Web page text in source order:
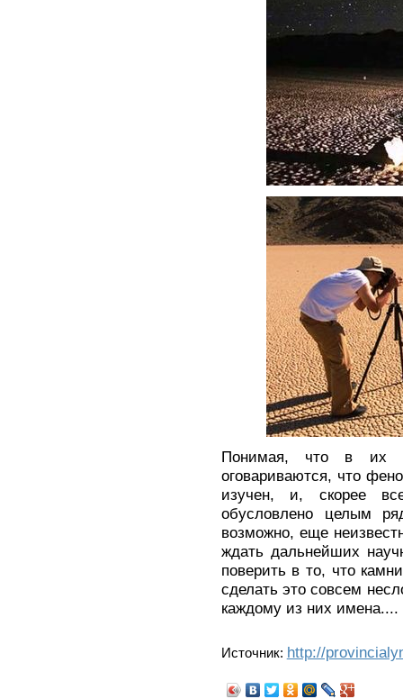
Понимая, что в их
оговариваются, что
изучен, и, скорее
обусловлено целым
возможно, еще
ждать дальнейших
поверить в то, что
сделать это совсем
каждому из них имена....
Источник: http://